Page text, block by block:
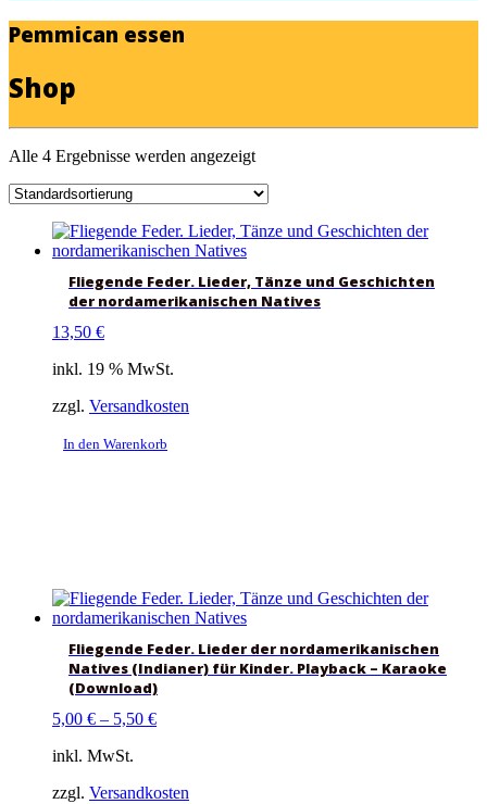
Pemmican essen
Shop
Alle 4 Ergebnisse werden angezeigt
Fliegende Feder. Lieder, Tänze und Geschichten
der nordamerikanischen Natives
13,50 €
inkl. 19 % MwSt.
zzgl. Versandkosten
In den Warenkorb
Fliegende Feder. Lieder der nordamerikanischen
Natives (Indianer) für Kinder. Playback – Karaoke
(Download)
5,00 € – 5,50 €
inkl. MwSt.
zzgl. Versandkosten